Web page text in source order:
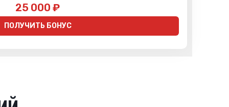
25 000 ₽
ПОЛУЧИТЬ БОНУС